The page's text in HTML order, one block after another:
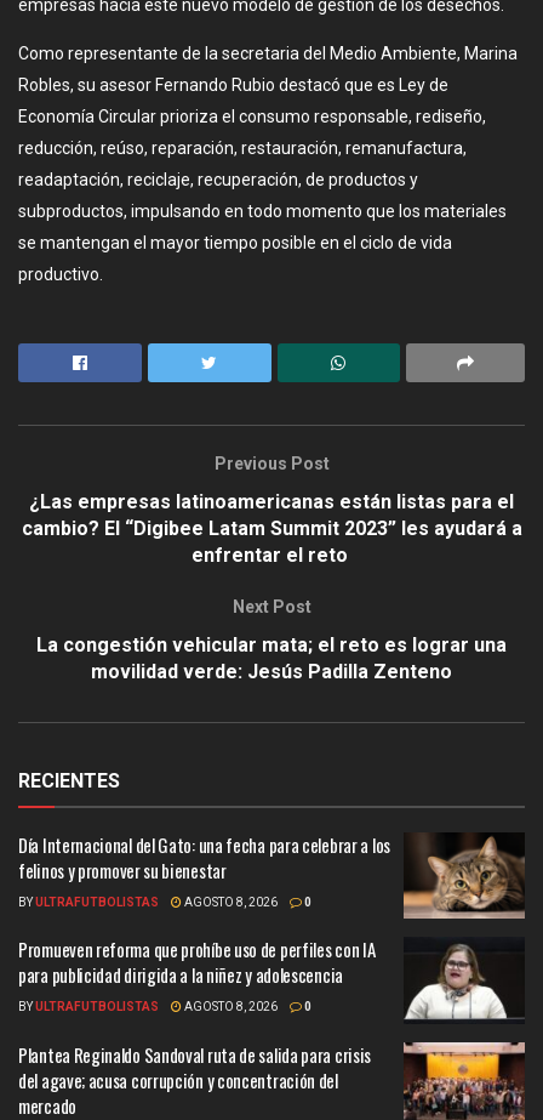
empresas hacia este nuevo modelo de gestión de los desechos.
Como representante de la secretaria del Medio Ambiente, Marina
Robles, su asesor Fernando Rubio destacó que es Ley de
Economía Circular prioriza el consumo responsable, rediseño,
reducción, reúso, reparación, restauración, remanufactura,
readaptación, reciclaje, recuperación, de productos y
subproductos, impulsando en todo momento que los materiales
se mantengan el mayor tiempo posible en el ciclo de vida
productivo.
Previous Post
¿Las empresas latinoamericanas están listas para el
cambio? El “Digibee Latam Summit 2023” les ayudará a
enfrentar el reto
Next Post
La congestión vehicular mata; el reto es lograr una
movilidad verde: Jesús Padilla Zenteno
RECIENTES
Día Internacional del Gato: una fecha para celebrar a los
felinos y promover su bienestar
BYULTRAFUTBOLISTAS AGOSTO 8, 2026 0
Promueven reforma que prohíbe uso de perfiles con IA
para publicidad dirigida a la niñez y adolescencia
BYULTRAFUTBOLISTAS AGOSTO 8, 2026 0
Plantea Reginaldo Sandoval ruta de salida para crisis
del agave; acusa corrupción y concentración del
mercado